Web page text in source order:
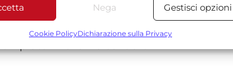
Sempre
e combinare dati provenienti da altre fonti di dati,
Nega Gestisci opzioni
Cookie PolicyDichiarazione sulla Privacy
con soli 8.000 euro di contributo
peraltro, badare alle tipologie
nelle vie centrali.